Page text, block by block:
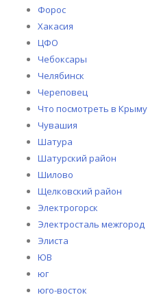
Форос
Хакасия
ЦФО
Чебоксары
Челябинск
Череповец
Что посмотреть в Крыму
Чувашия
Шатура
Шатурский район
Шилово
Щелковский район
Электрогорск
Электросталь межгород
Элиста
ЮВ
юг
юго-восток